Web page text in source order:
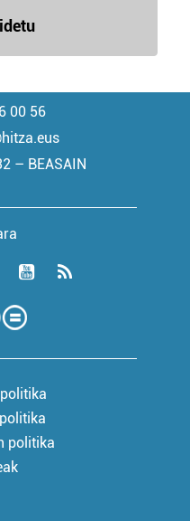
00 56
– BEASAIN
politika